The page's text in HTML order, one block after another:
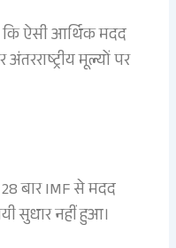
ऐसी आर्थिक मदद
मूल्यों पर
बार IMF से मदद
सुधार नहीं हुआ।